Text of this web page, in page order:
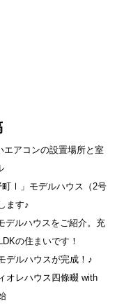
エアコンの設置場所と室
町Ⅰ」モデルハウス（2号
ます♪
デルハウスをご紹介。充
の住まいです！
デルハウスが完成！♪
オレハウス四條畷 with